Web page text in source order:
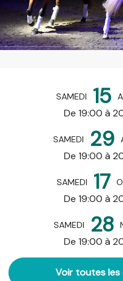
Ouverture et
SAMEDI 15
De 19:00 à
SAMEDI 29
De 19:00 à
SAMEDI 17
De 19:00 à
SAMEDI 28
De 19:00 à
Voir toutes